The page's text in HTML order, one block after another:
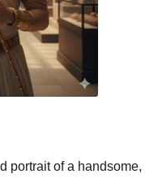
portrait of a handsome,